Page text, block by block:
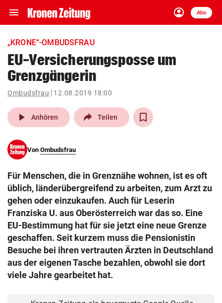
menu Navigation
ein-/ausklappen
account_circle
Anmelden
Abo
close Schließen
account_circle Anmelden
pin_drop
Wien arrow_right
search
eingeben
© Krone Multimedia GmbH & Co KG 2026
Muthgasse 2, 1190 Wien
„KRONE“-OMBUDSFRAU
EU-Versicherungsposse um
Grenzgängerin
Ombudsfrau 12.08.2019 18:00
play_arrow Anhören Teilen
Von Ombudsfrau
Für Menschen, die in Grenznähe wohnen, ist es oft
üblich, länderübergreifend zu arbeiten, zum Arzt zu
gehen oder einzukaufen. Auch für Leserin
Franziska U. aus Oberösterreich war das so. Eine
EU-Bestimmung hat für sie jetzt eine neue Grenze
geschaffen. Seit kurzem muss die Pensionistin
Besuche bei ihren vertrauten Ärzten in Deutschland
aus der eigenen Tasche bezahlen, obwohl sie dort
viele Jahre gearbeitet hat.